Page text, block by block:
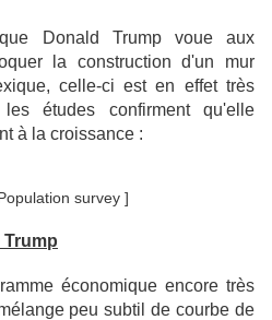
Donald Trump voue aux
la construction d'un mur
celle-ci est en effet très
études confirment qu'elle
à la croissance :
survey ]
Trump
économique encore très
peu subtil de courbe de